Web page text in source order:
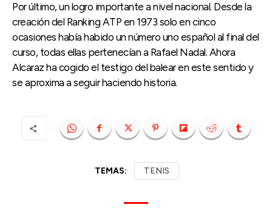
Por último, un logro importante a nivel nacional. Desde la
creación del Ranking ATP en 1973 solo en cinco
ocasiones había habido un número uno español al final del
curso, todas ellas pertenecían a Rafael Nadal. Ahora
Alcaraz ha cogido el testigo del balear en este sentido y
se aproxima a seguir haciendo historia.
TEMAS: TENIS